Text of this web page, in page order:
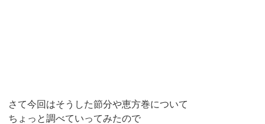
さて今回はそうした節分や恵方巻について
ちょっと調べていってみたので